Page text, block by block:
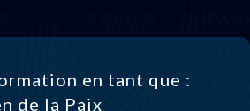
en tant que :
de la Paix